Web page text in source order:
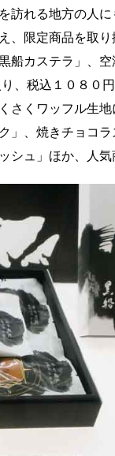
れる地方の人に
、限定商品を取り
カステラ」、空
、税込１０８０
さくワッフル生
」、焼きチョコ
シュ」ほか、人気